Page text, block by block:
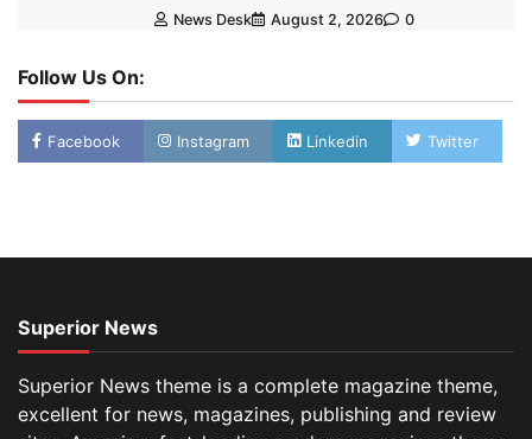
News Desk August 2, 2026 0
Follow Us On:
Facebook Instagram Linkedin Twitter
Superior News
Superior News theme is a complete magazine theme,
excellent for news, magazines, publishing and review